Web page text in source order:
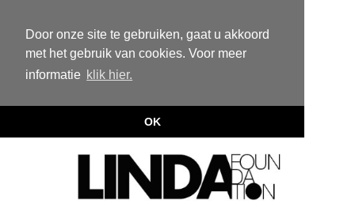
Door onze site te gebruiken, gaat u akkoord
met het gebruik van cookies. Voor meer
informatie klik hier.
OK